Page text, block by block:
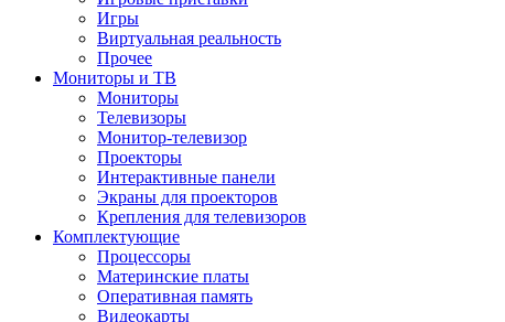
Игры
Виртуальная реальность
Прочее
Мониторы и ТВ
Мониторы
Телевизоры
Монитор-телевизор
Проекторы
Интерактивные панели
Экраны для проекторов
Крепления для телевизоров
Комплектующие
Процессоры
Материнские платы
Оперативная память
Видеокарты